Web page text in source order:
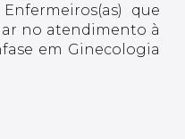
que
no atendimento à
em Ginecologia